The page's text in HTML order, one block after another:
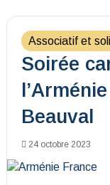
Associatif et
Soirée
Beauval
24 octobre 2023